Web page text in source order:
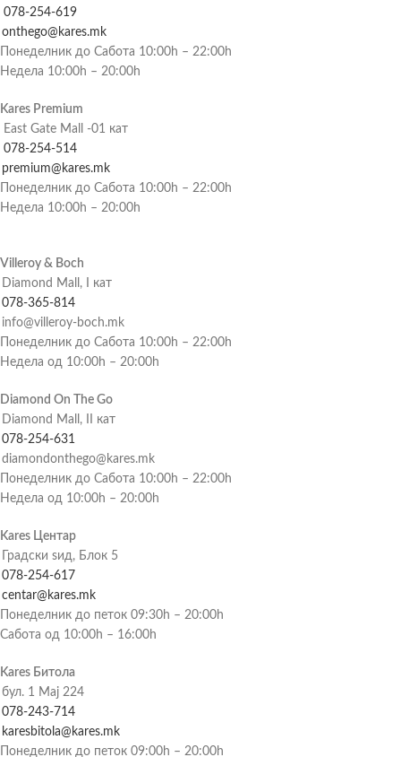
078-254-619
onthego@kares.mk
Понеделник до Сабота 10:00h – 22:00h
Недела 10:00h – 20:00h
Kares Premium
East Gate Mall -01 кат
078-254-514
premium@kares.mk
Понеделник до Сабота 10:00h – 22:00h
Недела 10:00h – 20:00h
Villeroy & Boch
Diamond Mall, I кат
078-365-814
info@villeroy-boch.mk
Понеделник до Сабота 10:00h – 22:00h
Недела од 10:00h – 20:00h
Diamond On The Go
Diamond Mall, II кат
078-254-631
diamondonthego@kares.mk
Понеделник до Сабота 10:00h – 22:00h
Недела од 10:00h – 20:00h
Kares Центар
Градски ѕид, Блок 5
078-254-617
centar@kares.mk
Понеделник до петок 09:30h – 20:00h
Сабота од 10:00h – 16:00h
Kares Битола
бул. 1 Мај 224
078-243-714
karesbitola@kares.mk
Понеделник до петок 09:00h – 20:00h